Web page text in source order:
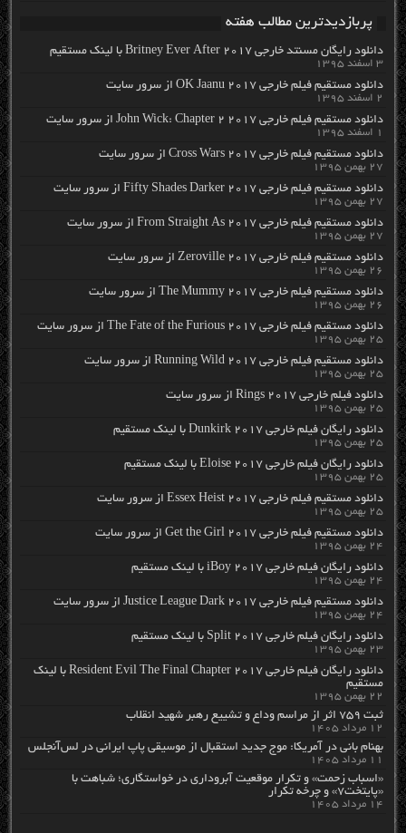
پربازدیدترین مطالب هفته
دانلود رایگان مسنتد خارجی Britney Ever After 2017 با لینک مستقیم
۳ اسفند ۱۳۹۵
دانلود مستقیم فیلم خارجی OK Jaanu 2017 از سرور سایت
۲ اسفند ۱۳۹۵
دانلود مستقیم فیلم خارجی John Wick: Chapter 2 2017 از سرور سایت
۱ اسفند ۱۳۹۵
دانلود مستقیم فیلم خارجی Cross Wars 2017 از سرور سایت
۲۷ بهمن ۱۳۹۵
دانلود مستقیم فیلم خارجی Fifty Shades Darker 2017 از سرور سایت
۲۷ بهمن ۱۳۹۵
دانلود مستقیم فیلم خارجی From Straight As 2017 از سرور سایت
۲۷ بهمن ۱۳۹۵
دانلود مستقیم فیلم خارجی Zeroville 2017 از سرور سایت
۲۶ بهمن ۱۳۹۵
دانلود مستقیم فیلم خارجی The Mummy 2017 از سرور سایت
۲۶ بهمن ۱۳۹۵
دانلود مستقیم فیلم خارجی The Fate of the Furious 2017 از سرور سایت
۲۵ بهمن ۱۳۹۵
دانلود مستقیم فیلم خارجی Running Wild 2017 از سرور سایت
۲۵ بهمن ۱۳۹۵
دانلود فیلم خارجی Rings 2017 از سرور سایت
۲۵ بهمن ۱۳۹۵
دانلود رایگان فیلم خارجی Dunkirk 2017 با لینک مستقیم
۲۵ بهمن ۱۳۹۵
دانلود رایگان فیلم خارجی Eloise 2017 با لینک مستقیم
۲۵ بهمن ۱۳۹۵
دانلود مستقیم فیلم خارجی Essex Heist 2017 از سرور سایت
۲۵ بهمن ۱۳۹۵
دانلود مستقیم فیلم خارجی Get the Girl 2017 از سرور سایت
۲۴ بهمن ۱۳۹۵
دانلود رایگان فیلم خارجی iBoy 2017 با لینک مستقیم
۲۴ بهمن ۱۳۹۵
دانلود مستقیم فیلم خارجی Justice League Dark 2017 از سرور سایت
۲۴ بهمن ۱۳۹۵
دانلود رایگان فیلم خارجی Split 2017 با لینک مستقیم
۲۳ بهمن ۱۳۹۵
دانلود رایگان فیلم خارجی Resident Evil The Final Chapter 2017 با لینک
مستقیم
۲۲ بهمن ۱۳۹۵
ثبت ۷۵۹ اثر از مراسم وداع و تشییع رهبر شهید انقلاب
۱۲ مرداد ۱۴۰۵
بهنام بانی در آمریکا: موج جدید استقبال از موسیقی پاپ ایرانی در لس‌آنجلس
۱۱ مرداد ۱۴۰۵
«اسباب زحمت» و تکرار موقعیت آبروداری در خواستگاری؛ شباهت با
«پایتخت۷» و چرخه تکرار
۱۴ مرداد ۱۴۰۵